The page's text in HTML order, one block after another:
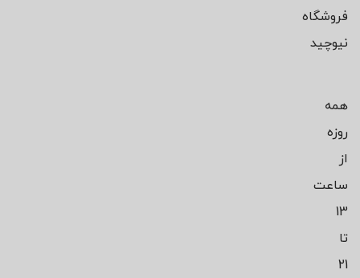
فروشگاه
نیوچید
همه
روزه
از
ساعت
13
تا
21